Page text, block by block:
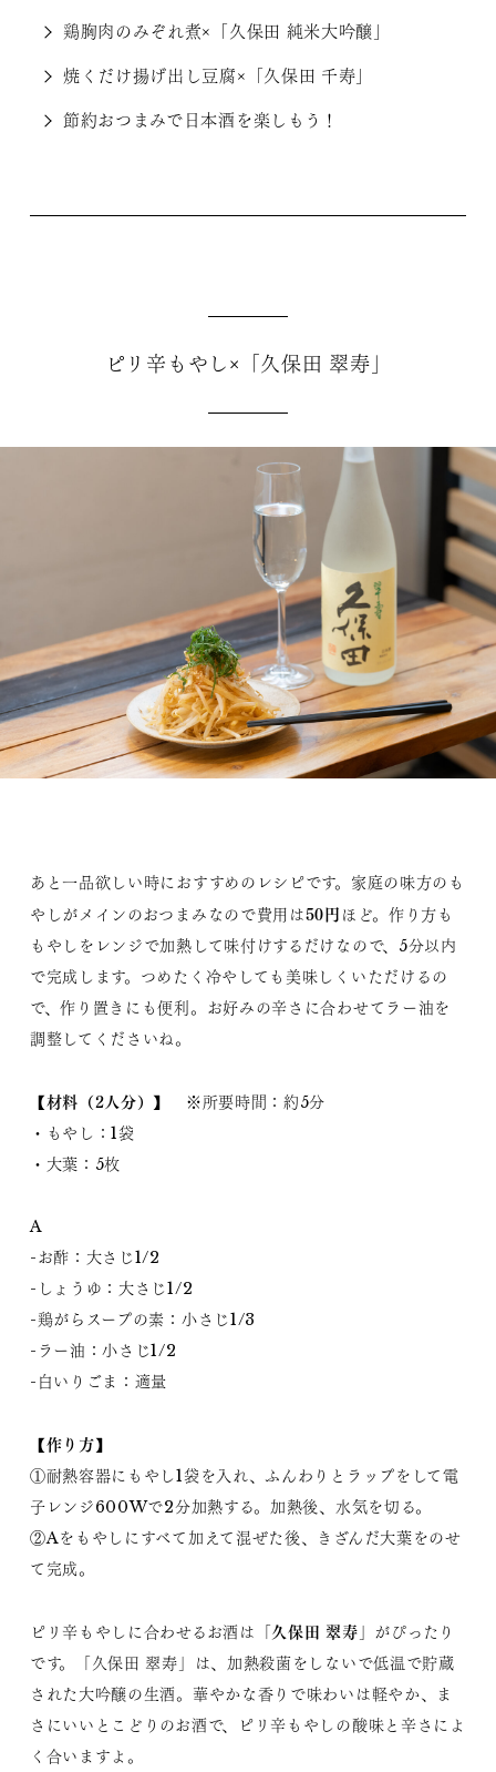
鶏胸肉のみぞれ煮×「久保田 純米大吟醸」
焼くだけ揚げ出し豆腐×「久保田 千寿」
節約おつまみで日本酒を楽しもう！
ピリ辛もやし×「久保田 翠寿」
あと一品欲しい時におすすめのレシピです。家庭の味方のも
やしがメインのおつまみなので費用は50円 ほど。作り方も
もやしをレンジで加熱して味付けするだけなので、5分以内
で完成します。つめたく冷やしても美味しくいただけるの
で、作り置きにも便利。お好みの辛さに合わせてラー油を
調整してくださいね。
【材料（2人分）】
※所要時間：約5分
・もやし：1袋
・大葉：5枚
A
-お酢：大さじ1/2
-しょうゆ：大さじ1/2
-鶏がらスープの素：小さじ1/3
-ラー油：小さじ1/2
-白いりごま：適量
【作り方】
①耐熱容器にもやし1袋を入れ、ふんわりとラップをして電
子レンジ600Wで2分加熱する。加熱後、水気を切る。
②Aをもやしにすべて加えて混ぜた後、きざんだ大葉をのせ
て完成。
ピリ辛もやしに合わせるお酒は「 久保田 翠寿 」がぴったり
です。「久保田 翠寿」は、加熱殺菌をしないで低温で貯蔵
された大吟醸の生酒。華やかな香りで味わいは軽やか、ま
さにいいとこどりのお酒で、ピリ辛もやしの酸味と辛さによ
く合いますよ。